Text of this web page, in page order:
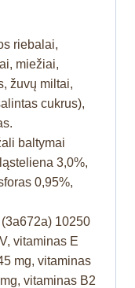
riebalai,
miežiai,
žuvų miltai,
cukrus),
baltymai
3,0%,
0,95%,
10250
vitaminas E
mg, vitaminas
vitaminas B2